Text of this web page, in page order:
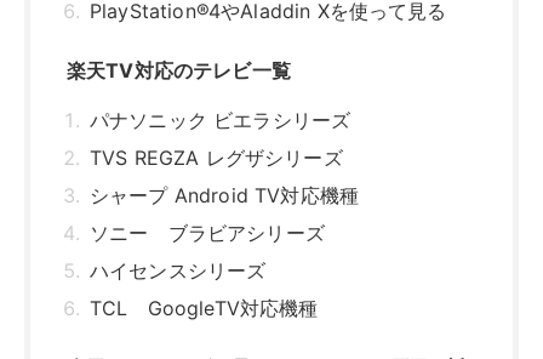
楽天TVがテレビで見られないときの原因と対
動画が止まる・動作が悪い
エラーが表示される
ミラーリングのキャストボタンが表示され
ない
自分に合った方法で楽天TVをテレビで楽しも
う